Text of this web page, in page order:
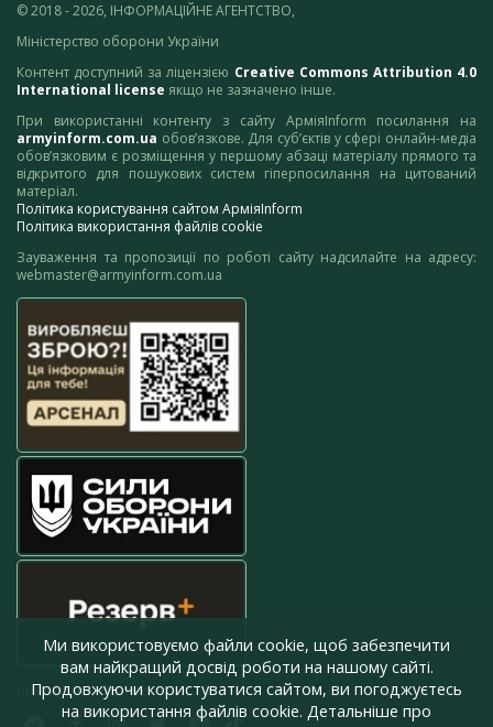
© 2018 - 2026, ІНФОРМАЦІЙНЕ АГЕНТСТВО,
Міністерство оборони України
Контент доступний за ліцензією Creative Commons Attribution 4.0
International license якщо не зазначено інше.
При використанні контенту з сайту АрміяInform посилання на
armyinform.com.ua обов’язкове. Для суб’єктів у сфері онлайн-медіа
обов’язковим є розміщення у першому абзаці матеріалу прямого та
відкритого для пошукових систем гіперпосилання на цитований
матеріал.
Політика користування сайтом АрміяInform
Політика використання файлів cookie
Зауваження та пропозиції по роботі сайту надсилайте на адресу:
webmaster@armyinform.com.ua
press@armyinform.com.ua
Ми використовуємо файли cookie, щоб забезпечити
вам найкращий досвід роботи на нашому сайті.
Продовжуючи користуватися сайтом, ви погоджуєтесь
на використання файлів cookie. Детальніше про